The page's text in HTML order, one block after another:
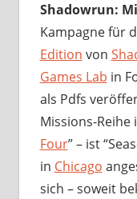
Shadowrun:
Kampagne für
Edition von
Games Lab in
als Pdfs
Missions-Reihe
Four” – ist
in Chicago
sich – soweit